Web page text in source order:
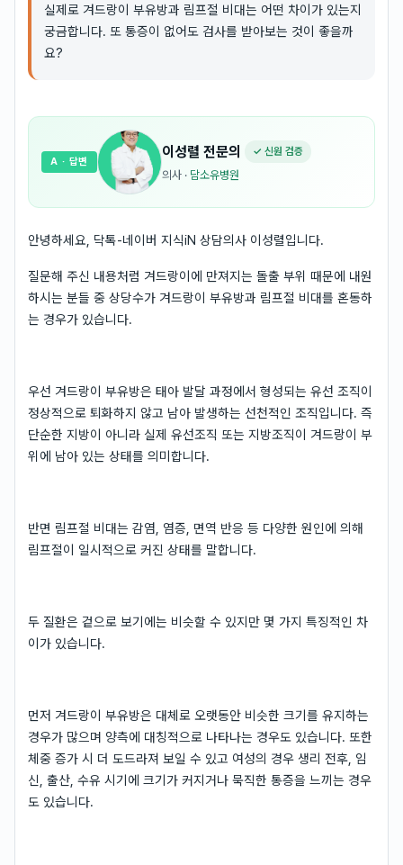
실제로 겨드랑이 부유방과 림프절 비대는 어떤 차이가 있는지
궁금합니다. 또 통증이 없어도 검사를 받아보는 것이 좋을까
요?
이성렬 전문의 ✓ 신원 검증
의사 · 담소유병원
A · 답변
안녕하세요, 닥톡-네이버 지식iN 상담의사 이성렬입니다.
질문해 주신 내용처럼 겨드랑이에 만져지는 돌출 부위 때문에 내원
하시는 분들 중 상당수가 겨드랑이 부유방과 림프절 비대를 혼동하
는 경우가 있습니다.
우선 겨드랑이 부유방은 태아 발달 과정에서 형성되는 유선 조직이
정상적으로 퇴화하지 않고 남아 발생하는 선천적인 조직입니다. 즉
단순한 지방이 아니라 실제 유선조직 또는 지방조직이 겨드랑이 부
위에 남아 있는 상태를 의미합니다.
반면 림프절 비대는 감염, 염증, 면역 반응 등 다양한 원인에 의해
림프절이 일시적으로 커진 상태를 말합니다.
두 질환은 겉으로 보기에는 비슷할 수 있지만 몇 가지 특징적인 차
이가 있습니다.
먼저 겨드랑이 부유방은 대체로 오랫동안 비슷한 크기를 유지하는
경우가 많으며 양측에 대칭적으로 나타나는 경우도 있습니다. 또한
체중 증가 시 더 도드라져 보일 수 있고 여성의 경우 생리 전후, 임
신, 출산, 수유 시기에 크기가 커지거나 묵직한 통증을 느끼는 경우
도 있습니다.